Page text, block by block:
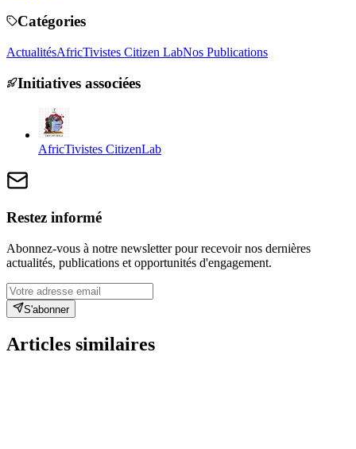
Catégories
ActualitésAfricTivistes Citizen LabNos Publications
Initiatives associées
AfricTivistes CitizenLab
Restez informé
Abonnez-vous à notre newsletter pour recevoir nos dernières
actualités, publications et opportunités d'engagement.
S'abonner
Articles similaires